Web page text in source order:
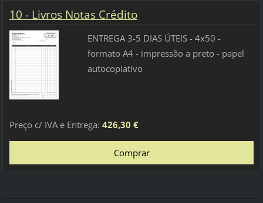
10 - Livros Notas Crédito
ENTREGA 3-5 DIAS ÚTEIS - 4x50 -
formato A4 - impressão a preto - papel
autocopiativo
Preço c/ IVA e Entrega: 426,30 €